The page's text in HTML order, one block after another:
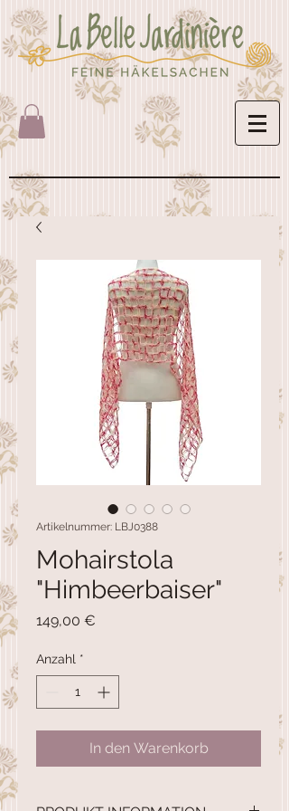
Artikelnummer: LBJ0388
Mohairstola
"Himbeerbaiser"
149,00 €
Anzahl *
In den Warenkorb